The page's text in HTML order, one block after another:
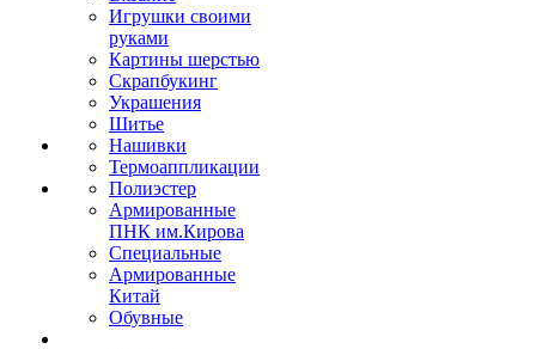
Игрушки своими
руками
Картины шерстью
Скрапбукинг
Украшения
Шитье
Нашивки
Термоаппликации
Полиэстер
Армированные
ПНК им.Кирова
Специальные
Армированные
Китай
Обувные